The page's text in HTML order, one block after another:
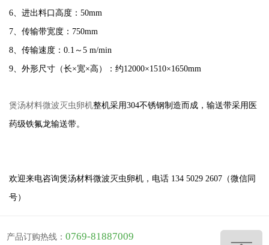
6、进出料口高度：50mm
7、传输带宽度：750mm
8、传输速度：0.1～5 m/min
9、外形尺寸（长×宽×高）：约12000×1510×1650mm
煲汤材料微波灭虫卵机整机采用304不锈钢制造而成，输送带采用医
药级铁氟龙输送带。
欢迎来电咨询煲汤材料微波灭虫卵机 ，电话 134 5029 2607（微信同
号）
产品订购热线：0769-81887009